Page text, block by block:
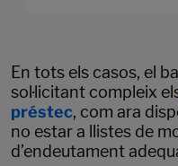
En tots els casos, el
sol·licitant compleix
préstec, com ara
no estar a llistes de
d’endeutament